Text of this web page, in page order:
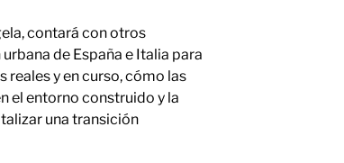
contará con otros
de España e Italia para
reales y en curso, cómo las
el entorno construido y la
una transición